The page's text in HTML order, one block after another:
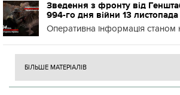
Зведення з фронту від
994-го дня війни 13
Оперативна інформація станом
БІЛЬШЕ МАТЕРІАЛІВ